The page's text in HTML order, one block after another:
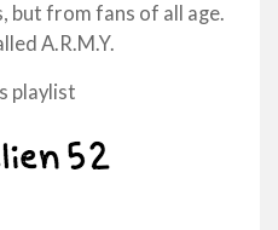
but from fans of all age.
A.R.M.Y.
playlist